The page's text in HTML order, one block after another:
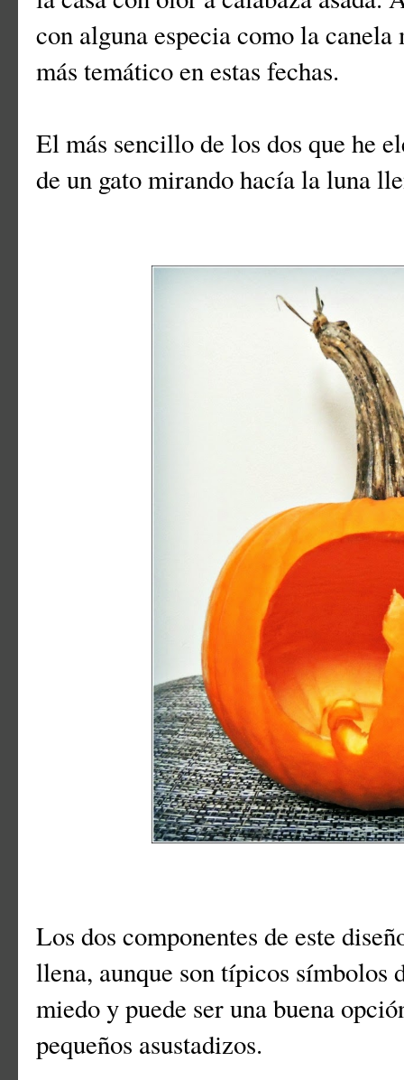
con alguna especia como la
más temático en estas fechas.
El más sencillo de los dos que he
de un gato mirando hacía la luna
Los dos componentes de este
llena, aunque son típicos símbolos
miedo y puede ser una buena
pequeños asustadizos.